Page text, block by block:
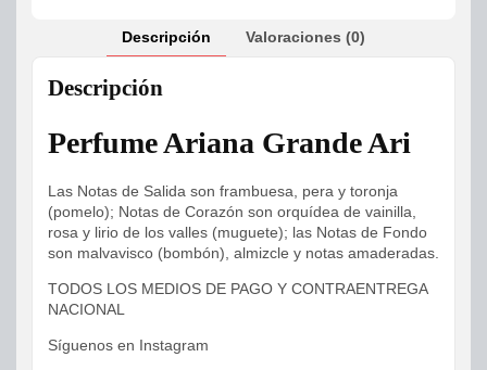
Descripción Valoraciones (0)
Descripción
Perfume Ariana Grande Ari
Las Notas de Salida son frambuesa, pera y toronja
(pomelo); Notas de Corazón son orquídea de vainilla,
rosa y lirio de los valles (muguete); las Notas de Fondo
son malvavisco (bombón), almizcle y notas amaderadas.
TODOS LOS MEDIOS DE PAGO Y CONTRAENTREGA
NACIONAL
Síguenos en Instagram